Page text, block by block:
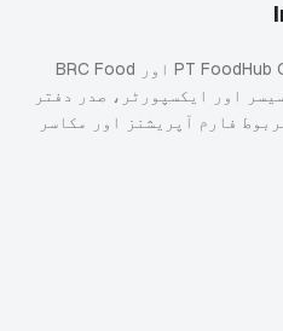
PT FoodHub Collective Indonesia — HACCP اور BRC Food
اور ایکسپورٹر، صدر دفتر
فارم آپریشنز اور مکاسر